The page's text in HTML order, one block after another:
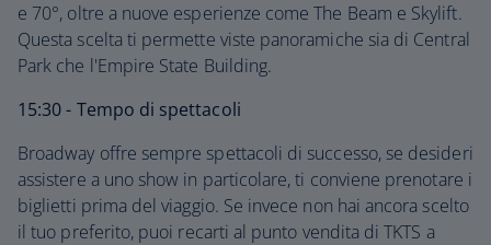
e 70°, oltre a nuove esperienze come The Beam e Skylift.
Questa scelta ti permette viste panoramiche sia di Central
Park che l'Empire State Building.
15:30 - Tempo di spettacoli
Broadway offre sempre spettacoli di successo, se desideri
assistere a uno show in particolare, ti conviene prenotare i
biglietti prima del viaggio. Se invece non hai ancora scelto
il tuo preferito, puoi recarti al punto vendita di TKTS a